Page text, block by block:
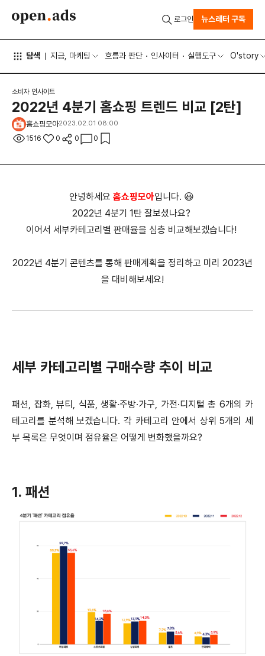
탐색 지금, 마케팅 흐름과 판단 인사이터 실행도구 O'story
로그인 뉴스레터 구독
소비자 인사이트
2022년 4분기 홈쇼핑 트렌드 비교 [2탄]
홈쇼핑모아2023.02.01 08:00
1516 0 0 0
안녕하세요 홈쇼핑모아입니다. 😃
2022년 4분기 1탄 잘보셨나요?
이어서 세부카테고리별 판매율을 심층 비교해보겠습니다!
2022년 4분기 콘텐츠를 통해 판매계획을 정리하고 미리 2023년
을 대비해보세요!
세부 카테고리별 구매수량 추이 비교
패션, 잡화, 뷰티, 식품, 생활·주방·가구, 가전·디지털 총 6개의 카
테고리를 분석해 보겠습니다. 각 카테고리 안에서 상위 5개의 세
부 목록은 무엇이며 점유율은 어떻게 변화했을까요?
1. 패션